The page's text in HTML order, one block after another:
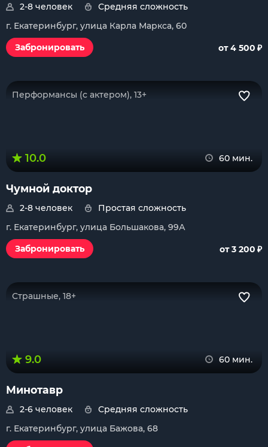
2-8 человек
Средняя сложность
г. Екатеринбург, улица Карла Маркса, 60
Забронировать
от 4 500 ₽
Перформансы (с актером), 13+
10.0 60 мин.
Чумной доктор
2-8 человек
Простая сложность
г. Екатеринбург, улица Большакова, 99А
Забронировать
от 3 200 ₽
Страшные, 18+
9.0 60 мин.
Минотавр
2-6 человек
Средняя сложность
г. Екатеринбург, улица Бажова, 68